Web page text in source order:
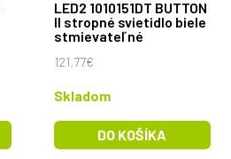
LED2 1010151DT BUTTON
II stropné svietidlo biele
stmievateľné
121.77€
Skladom
DO KOŠÍKA